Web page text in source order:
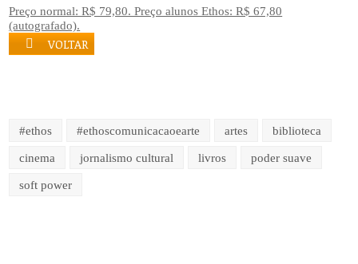
Preço normal: R$ 79,80. Preço alunos Ethos: R$ 67,80
(autografado).
VOLTAR
#ethos #ethoscomunicacaoearte artes biblioteca
cinema jornalismo cultural livros poder suave
soft power